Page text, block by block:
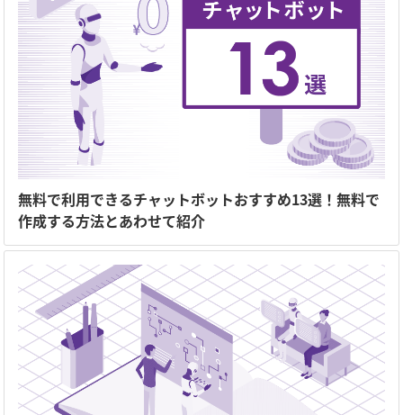
無料で利用できるチャットボットおすすめ13選！無料で
作成する方法とあわせて紹介